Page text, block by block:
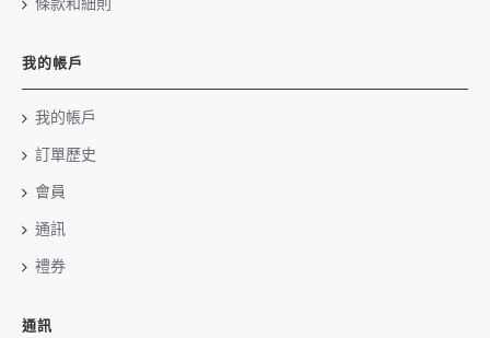
條款和細則
我的帳戶
我的帳戶
訂單歷史
會員
通訊
禮券
通訊